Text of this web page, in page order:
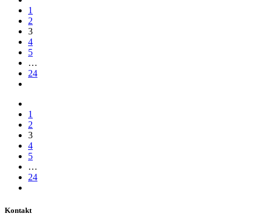
1
2
3
4
5
…
24
1
2
3
4
5
…
24
Kontakt